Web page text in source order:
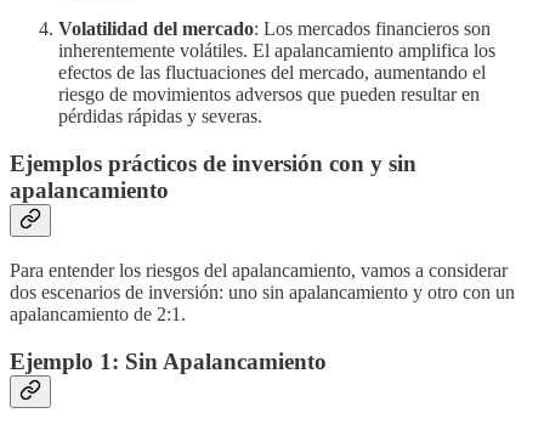
Volatilidad del mercado: Los mercados financieros son
inherentemente volátiles. El apalancamiento amplifica los
efectos de las fluctuaciones del mercado, aumentando el
riesgo de movimientos adversos que pueden resultar en
pérdidas rápidas y severas.
Ejemplos prácticos de inversión con y sin
apalancamiento
Para entender los riesgos del apalancamiento, vamos a considerar
dos escenarios de inversión: uno sin apalancamiento y otro con un
apalancamiento de 2:1.
Ejemplo 1: Sin Apalancamiento